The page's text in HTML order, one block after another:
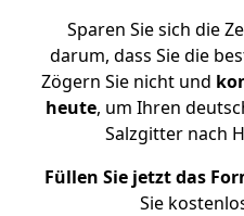
Sparen Sie sich die
darum, dass Sie die
Zögern Sie nicht und
heute, um Ihren
Salzgitter nach
Füllen Sie jetzt das
Sie